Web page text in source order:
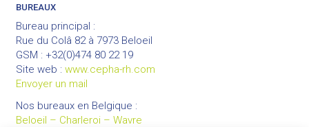
BUREAUX
Bureau principal :
Rue du Colâ 82 à 7973 Beloeil
GSM : +32(0)474 80 22 19
Site web : www.cepha-rh.com
Envoyer un mail
Nos bureaux en Belgique :
Beloeil – Charleroi – Wavre